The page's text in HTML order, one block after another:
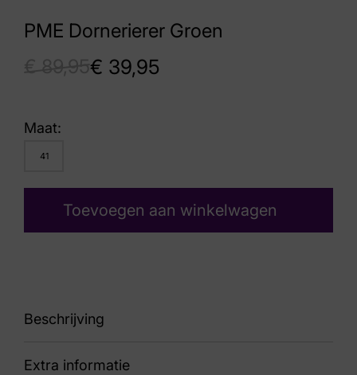
PME Dornerierer Groen
€ 39,95
Maat:
41
Toevoegen aan winkelwagen
Beschrijving
Line VJ22
Extra informatie